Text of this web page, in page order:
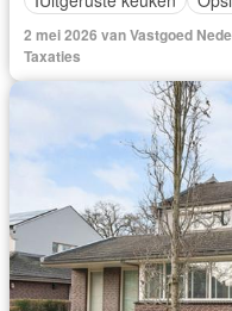
2 mei 2026 van Vastgoed
Taxaties